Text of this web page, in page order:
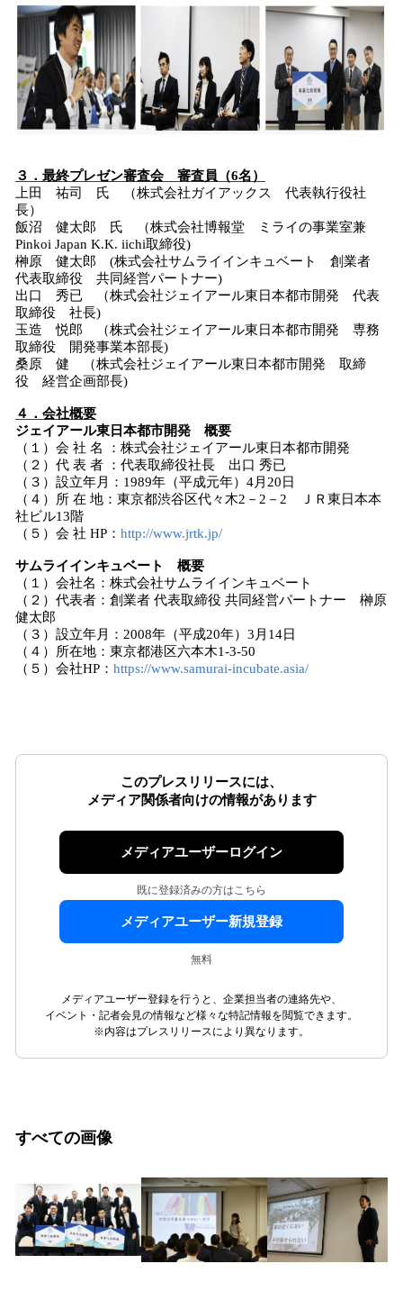
３．最終プレゼン審査会 審査員（6名）
上田 祐司 氏 （株式会社ガイアックス 代表執行役社
長）
飯沼 健太郎 氏 （株式会社博報堂 ミライの事業室兼
Pinkoi Japan K.K. iichi取締役)
榊原 健太郎 (株式会社サムライインキュベート 創業者
代表取締役 共同経営パートナー)
出口 秀已 （株式会社ジェイアール東日本都市開発 代表
取締役 社長)
玉造 悦郎 （株式会社ジェイアール東日本都市開発 専務
取締役 開発事業本部長)
桑原 健 （株式会社ジェイアール東日本都市開発 取締
役 経営企画部長)
４．会社概要
ジェイアール東日本都市開発 概要
（１）会 社 名 ：​株式会社ジェイアール東日本都市開発
（２）代 表 者 ：代表取締役社長 出口 秀已
（３）設立年月：1989年（平成元年）4月20日
（４）所 在 地：東京都渋谷区代々木2－2－2 ＪＲ東日本本
社ビル13階
（５）会 社 HP： http://www.jrtk.jp/
サムライインキュベート 概要
（１）会社名：​株式会社サムライインキュベート
（２）代表者：創業者 代表取締役 共同経営パートナー 榊原
健太郎
（３）設立年月：2008年（平成20年）3月14日
（４）所在地：東京都港区六本木1-3-50
（５）会社HP： https://www.samurai-incubate.asia/
このプレスリリースには、
メディア関係者向けの情報があります
メディアユーザーログイン
既に登録済みの方はこちら
メディアユーザー新規登録
無料
メディアユーザー登録を行うと、企業担当者の連絡先や、
イベント・記者会見の情報など様々な特記情報を閲覧できます。
※内容はプレスリリースにより異なります。
すべての画像